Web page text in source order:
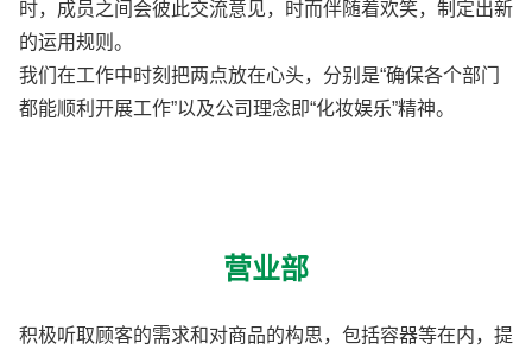
时，成员之间会彼此交流意见，时而伴随着欢笑，制定出新
的运用规则。
我们在工作中时刻把两点放在心头，分别是“确保各个部门
都能顺利开展工作”以及公司理念即“化妆娱乐”精神。
营业部
积极听取顾客的需求和对商品的构思，包括容器等在内，提